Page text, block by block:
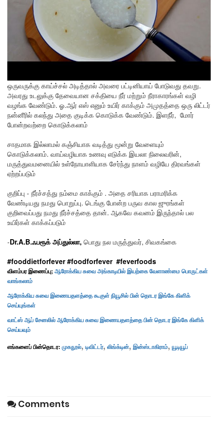
ஒருவருக்கு காய்ச்சல் அடித்தால் அவரை பட்டினியாய் போடுவது தவறு.
அவரது உடலுக்கு தேவையான சக்தியை நீர் மற்றும் நீராகாரங்கள் வழி
வழங்க வேண்டும். ஓ.ஆர் எஸ் எனும் உயிர் காக்கும் அமுதத்தை ஒரு லிட்டர்
நன்னீரில் கலந்து அதை குடிக்க கொடுக்க வேண்டும். இளநீர், மோர்
போன்றவற்றை கொடுக்கலாம்
சாதமாக இல்லாமல் கஞ்சியாக வடித்து மூன்று வேளையும்
கொடுக்கலாம். வாய்வழியாக உணவு எடுக்க இயலா நிலைவரின்,
மருத்துவமனையில் உள்நோயாளியாக சேர்ந்து நாளம் வழியே திரவங்கள்
ஏற்றப்படும்
குறிப்பு - நீர்ச்சத்து நம்மை காக்கும் . அதை சரியாக பராமரிக்க
வேண்டியது நமது பொறுப்பு. டெங்கு போன்ற பருவ கால ஜுரங்கள்
குறிவைப்பது நமது நீர்ச்சத்தை தான். ஆகவே கவனம் இருந்தால் பல
உயிர்கள் காக்கப்படும்
-Dr.A.B.ஃபரூக் அப்துல்லா, பொது நல மருத்துவர், சிவகங்கை
#fooddietforfever #foodforfever #feverfoods
விளம்பர இணைப்பு; ஆரோக்கிய சுவை அங்காடியில் இயற்கை வேளாண்மை பொருட்கள்
வாங்கலாம்
ஆரோக்கிய சுவை இணையதளத்தை கூகுள் நியூசில் பின் தொடர இங்கே கிளிக்
செய்யுங்கள்
வாட்ஸ் ஆப் சேனலில் ஆரோக்கிய சுவை இணையதளத்தை பின் தொடர இங்கே கிளிக்
செய்யவும்
எங்களைப் பின்தொடர: முகநூல், டிவிட்டர், லிங்க்டின், இன்ஸ்டாகிராம், யூடியூப்
Comments